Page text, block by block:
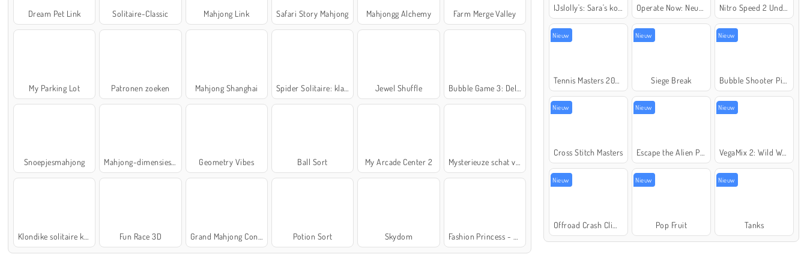
Dream Pet Link Solitaire-Classic Mahjong Link Safari Story Mahjong Mahjongg Alchemy Farm Merge Valley
My Parking Lot Patronen zoeken Mahjong Shanghai Jewel Shuffle
Snoepjesmahjong Mahjong-dimensies: 900 seconden Geometry Vibes Ball Sort My Arcade Center 2 Mysterieuze schat van de zee
Fun Race 3D Potion Sort Skydom
Nieuw Nieuw
Siege Break
Nieuw
Nieuw
Cross Stitch Masters
Nieuw Nieuw
VegaMix 2: Wild West
Nieuw Nieuw
Pop Fruit
Nieuw
Tanks